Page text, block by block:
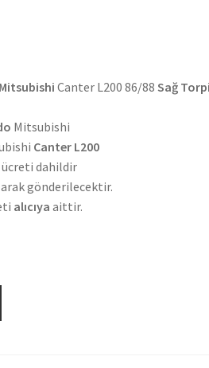
Mitsubishi Canter L200 86/88Sağ
Mitsubishi
Canter L200
ücreti dahildir
gönderilecektir.
alıcıya aittir.